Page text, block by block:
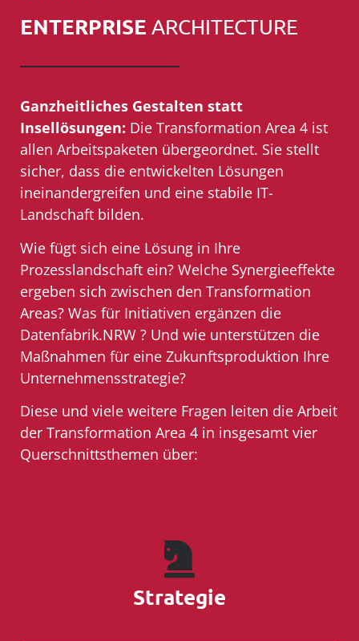
ENTERPRISE ARCHITECTURE
Ganzheitliches Gestalten statt
Insellösungen: Die Transformation Area 4 ist
allen Arbeitspaketen übergeordnet. Sie stellt
sicher, dass die entwickelten Lösungen
ineinandergreifen und eine stabile IT-
Landschaft bilden.
Wie fügt sich eine Lösung in Ihre
Prozesslandschaft ein? Welche Synergieeffekte
ergeben sich zwischen den Transformation
Areas? Was für Initiativen ergänzen die
Datenfabrik.NRW ? Und wie unterstützen die
Maßnahmen für eine Zukunftsproduktion Ihre
Unternehmensstrategie?
Diese und viele weitere Fragen leiten die Arbeit
der Transformation Area 4 in insgesamt vier
Querschnittsthemen über:
Strategie